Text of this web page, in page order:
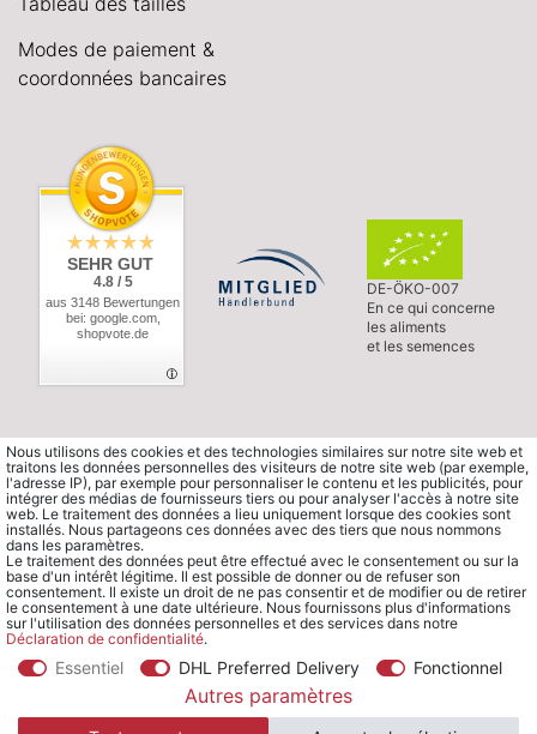
Modes de paiement &
coordonnées bancaires
SEHR GUT
4.8 / 5
aus 3148 Bewertungen
bei: google.com,
shopvote.de
DE-ÖKO-007
En ce qui concerne
les aliments
et les semences
© Copyright 2026 Waldorfshop Tous droits réservés.
Nous utilisons des cookies et des technologies similaires sur notre site web et
traitons les données personnelles des visiteurs de notre site web (par exemple,
l'adresse IP), par exemple pour personnaliser le contenu et les publicités, pour
intégrer des médias de fournisseurs tiers ou pour analyser l'accès à notre site
web. Le traitement des données a lieu uniquement lorsque des cookies sont
installés. Nous partageons ces données avec des tiers que nous nommons
dans les paramètres.
Le traitement des données peut être effectué avec le consentement ou sur la
base d'un intérêt légitime. Il est possible de donner ou de refuser son
consentement. Il existe un droit de ne pas consentir et de modifier ou de retirer
le consentement à une date ultérieure. Nous fournissons plus d'informations
sur l'utilisation des données personnelles et des services dans notre
Déclaration de confidentialité.
Essentiel DHL Preferred Delivery Fonctionnel
Autres paramètres